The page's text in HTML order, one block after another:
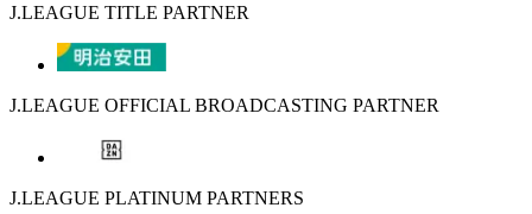
J.LEAGUE TITLE PARTNER
J.LEAGUE OFFICIAL BROADCASTING PARTNER
J.LEAGUE PLATINUM PARTNERS